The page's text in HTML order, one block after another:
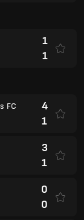
0
1
1
1
0
3
0
1